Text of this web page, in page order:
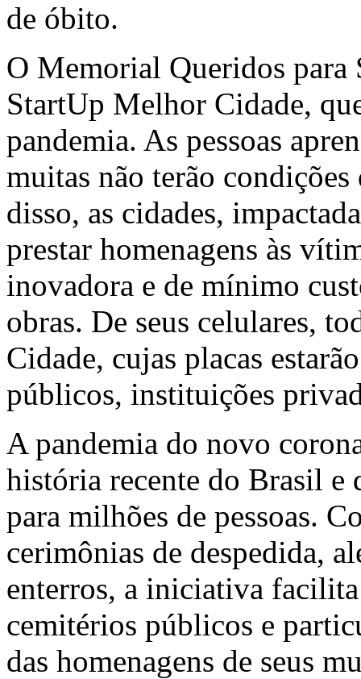
de óbito.
O Memorial Queridos para
StartUp Melhor Cidade,
pandemia. As pessoas
muitas não terão
disso, as cidades,
prestar homenagens às
inovadora e de mínimo
obras. De seus celulares,
Cidade, cujas placas
públicos, instituições
A pandemia do novo
história recente do Brasil e
para milhões de pessoas.
cerimônias de despedida,
enterros, a iniciativa
cemitérios públicos e
das homenagens de seus